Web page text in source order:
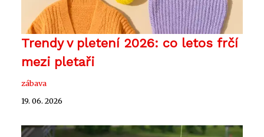
Trendy v pletení 2026: co letos frčí
mezi pletaři
zábava
19. 06. 2026